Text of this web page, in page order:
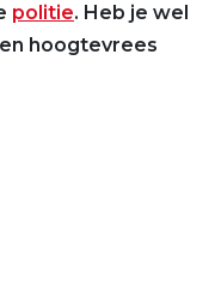
politie. Heb je wel
hoogtevrees